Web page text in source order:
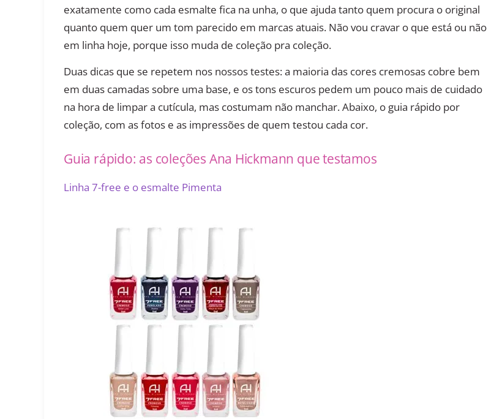
exatamente como cada esmalte fica na unha, o que ajuda tanto quem procura o original
quanto quem quer um tom parecido em marcas atuais. Não vou cravar o que está ou não
em linha hoje, porque isso muda de coleção pra coleção.
Duas dicas que se repetem nos nossos testes: a maioria das cores cremosas cobre bem
em duas camadas sobre uma base, e os tons escuros pedem um pouco mais de cuidado
na hora de limpar a cutícula, mas costumam não manchar. Abaixo, o guia rápido por
coleção, com as fotos e as impressões de quem testou cada cor.
Guia rápido: as coleções Ana Hickmann que testamos
Linha 7-free e o esmalte Pimenta